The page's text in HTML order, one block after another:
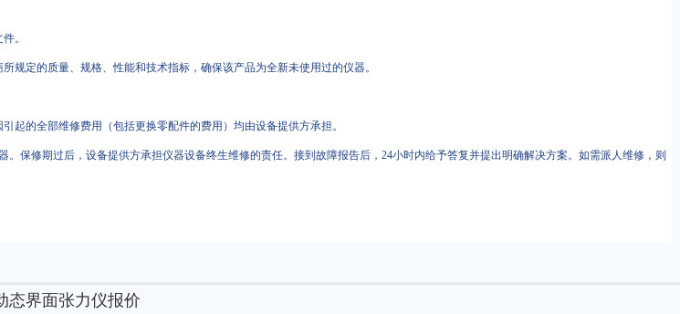
。
定的质量、规格、性能和技术指标，确保该产品为全新未使用过的仪器。
的全部维修费用（包括更换零配件的费用）均由设备提供方承担。
保修期过后，设备提供方承担仪器设备终生维修的责任。接到故障报告后，24小时内给予答复并提出明确解决方案。如需派人维修，则
态界面张力仪报价